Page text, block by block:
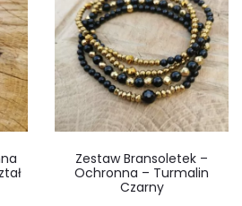
Zestaw Bransoletek –
Ochronna – Turmalin
Czarny